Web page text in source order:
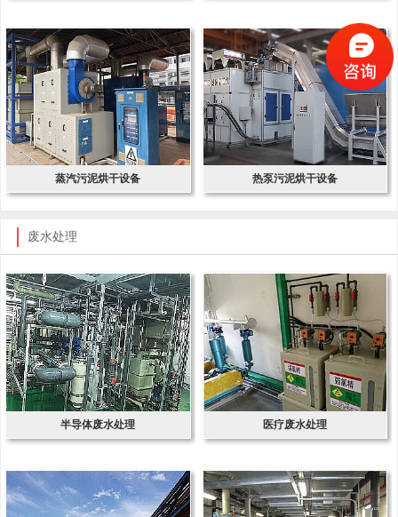
蒸汽污泥烘干设备 热泵污泥烘干设备
废水处理
半导体废水处理 医疗废水处理